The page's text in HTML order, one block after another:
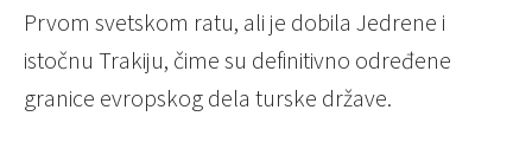
Prvom svetskom ratu, ali je dobila Jedrene i
istočnu Trakiju, čime su definitivno određene
granice evropskog dela turske države.